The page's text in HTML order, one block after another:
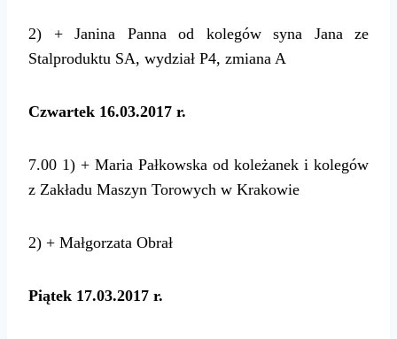
2) + Janina Panna od kolegów syna Jana ze
Stalproduktu SA, wydział P4, zmiana A
Czwartek 16.03.2017 r.
7.00 1) + Maria Pałkowska od koleżanek i kolegów
z Zakładu Maszyn Torowych w Krakowie
2) + Małgorzata Obrał
Piątek 17.03.2017 r.